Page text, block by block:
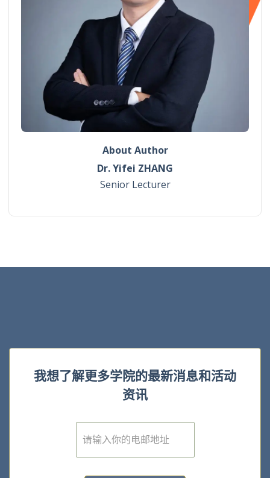
About Author
Dr. Yifei ZHANG
Senior Lecturer
我想了解更多学院的最新消息和活动
资讯
E
m